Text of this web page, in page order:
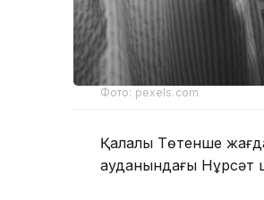
Фото: pexels.com
Қалалық Төтенше
ауданындағы Нұрсәт